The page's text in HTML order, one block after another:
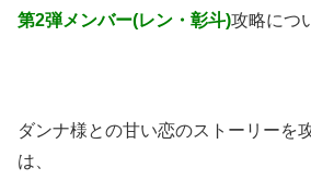
第2弾メンバー(レン・彰斗)攻略につ
ダンナ様との甘い恋のストーリーを
は、